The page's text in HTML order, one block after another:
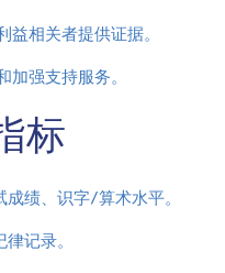
益相关者提供证据。
加强支持服务。
标
成绩、识字/算术水平。
记录。